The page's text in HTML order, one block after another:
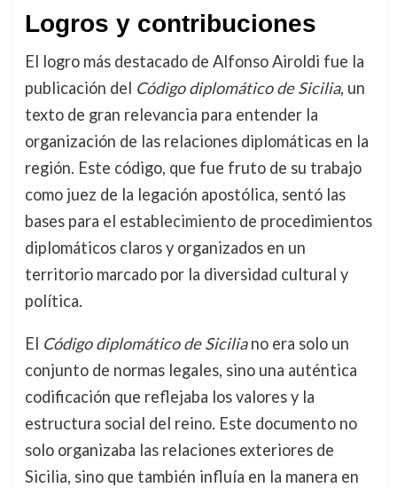
Logros y contribuciones
El logro más destacado de Alfonso Airoldi fue la
publicación del Código diplomático de Sicilia, un
texto de gran relevancia para entender la
organización de las relaciones diplomáticas en la
región. Este código, que fue fruto de su trabajo
como juez de la legación apostólica, sentó las
bases para el establecimiento de procedimientos
diplomáticos claros y organizados en un
territorio marcado por la diversidad cultural y
política.
El Código diplomático de Siciliano era solo un
conjunto de normas legales, sino una auténtica
codificación que reflejaba los valores y la
estructura social del reino. Este documento no
solo organizaba las relaciones exteriores de
Sicilia, sino que también influía en la manera en